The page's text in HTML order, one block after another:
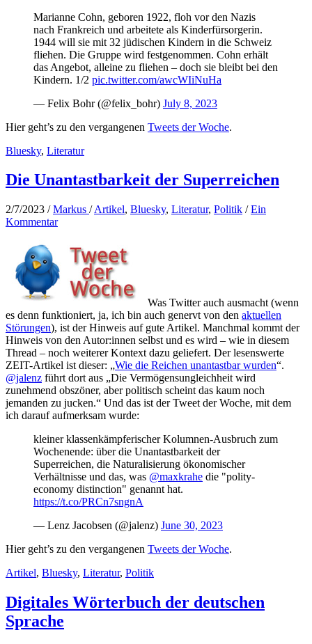
Marianne Cohn, geboren 1922, floh vor den Nazis
nach Frankreich und arbeitete als Kinderfürsorgerin.
1944 will sie mit 32 jüdischen Kindern in die Schweiz
fliehen. Die Gruppe wird festgenommen. Cohn erhält
das Angebot, alleine zu fliehen – doch sie bleibt bei den
Kindern. 1/2 pic.twitter.com/awcWIiNuHa
— Felix Bohr (@felix_bohr) July 8, 2023
Hier geht’s zu den vergangenen Tweets der Woche.
Bluesky, Literatur
Die Unantastbarkeit der Superreichen
2/7/2023 /Markus /Artikel, Bluesky, Literatur, Politik /Ein
Kommentar
Was Twitter auch ausmacht (wenn
es denn funktioniert, ja, ich bin auch genervt von den aktuellen
Störungen), ist der Hinweis auf gute Artikel. Manchmal kommt der
Hinweis von den Autor:innen selbst und es wird – wie in diesem
Thread – noch weiterer Kontext dazu geliefert. Der lesenswerte
ZEIT-Artikel ist dieser: „Wie die Reichen unantastbar wurden“.
@jalenz führt dort aus „Die Vermögensungleichheit wird
zunehmend obszöner, aber politisch scheint das kaum noch
jemanden zu jucken.“ Und das ist der Tweet der Woche, mit dem
ich darauf aufmerksam wurde:
kleiner klassenkämpferischer Kolumnen-Ausbruch zum
Wochenende: über die Unantastbarkeit der
Superreichen, die Naturalisierung ökonomischer
Verhältnisse und das, was @maxkrahe die "polity-
economy distinction" genannt hat.
https://t.co/PRCn7sngnA
— Lenz Jacobsen (@jalenz) June 30, 2023
Hier geht’s zu den vergangenen Tweets der Woche.
Artikel, Bluesky, Literatur, Politik
Digitales Wörterbuch der deutschen
Sprache